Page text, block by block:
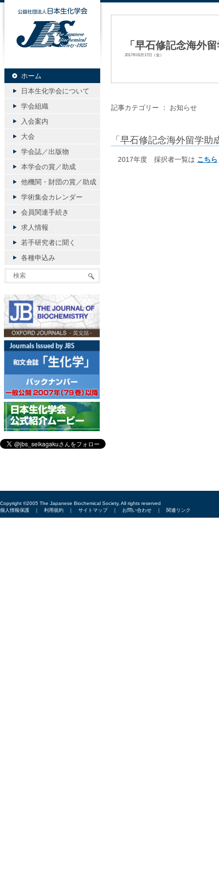
「早石修記念海外
2017年03月17日（金）
記事カテゴリー ： お知らせ
「早石修記念海外留学
2017年度 採択者一覧は こちら
公益社団法人日本生化学会
ホーム
日本生化学会について
学会組織
入会案内
大会
学会誌／出版物
本学会の賞／助成
他機関・財団の賞／助成
学術集会カレンダー
会員関連手続き
求人情報
若手研究者に聞く
各種申込み
Copyright ©2005 The Japanese Biochemical Society, All rights reserved
個人情報保護 ｜ 利用規約 ｜ サイトマップ｜ お問い合わせ ｜ 関連リンク